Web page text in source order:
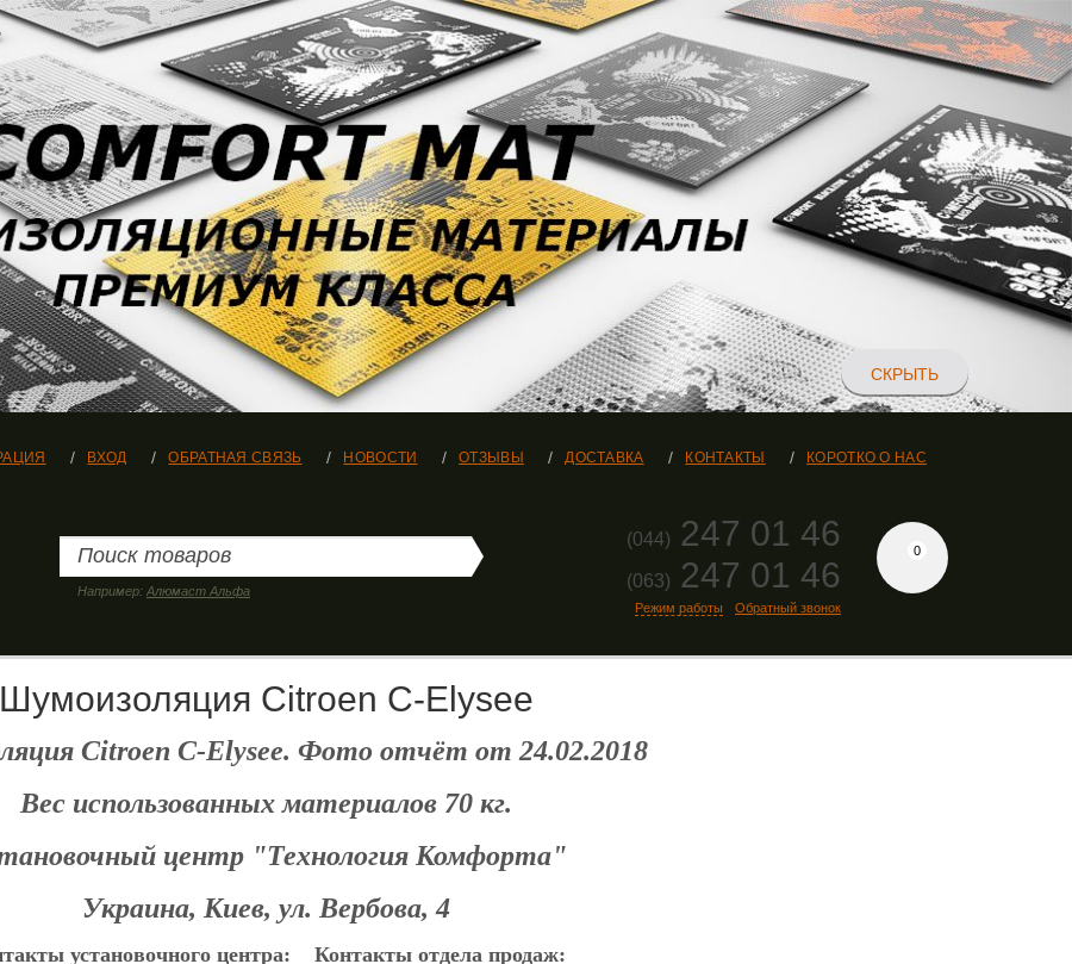
СКРЫТЬ
ВХОД ОБРАТНАЯ СВЯЗЬ НОВОСТИ ОТЗЫВЫ ДОСТАВКА КОНТАКТЫ КОРОТКО О НАС
Например: Алюмаст Альфа
(044) 247 01 46
(063) 247 01 46
Режим работы Обратный звонок
0
Шумоизоляция Citroen C-Elysee
Citroen C-Elysee. Фото отчёт от 24.02.2018
Вес использованных материалов 70 кг.
центр "Технология Комфорта"
Украина, Киев, ул. Вербова, 4
установочного центра: Контакты отдела продаж: